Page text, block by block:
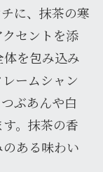
に、抹茶の寒
セントを添
を包み込み
ームシャン
ぶあんや白
。抹茶の香
ある味わい